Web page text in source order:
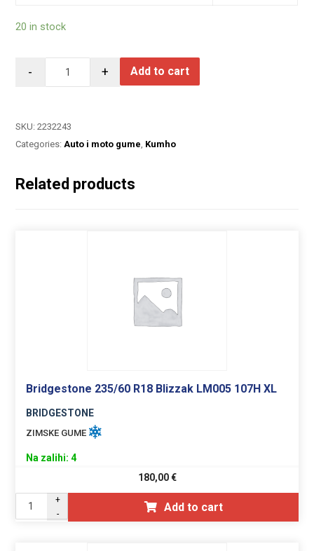
20 in stock
- + Add to cart
SKU:2232243
Categories:Auto i moto gume, Kumho
Related products
Bridgestone 235/60 R18 Blizzak LM005 107H XL
BRIDGESTONE
ZIMSKE GUME
Na zalihi: 4
180,00€
+
-
Add to cart